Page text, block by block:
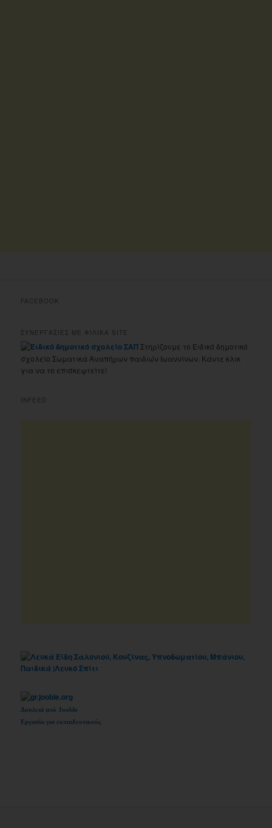
FACEBOOK
ΣΥΝΕΡΓΑΣΙΕΣ ΜΕ ΦΙΛΙΚΑ SITE
Στηρίζουμε το Ειδικό δημοτικό
σχολείο Σωματικά Αναπήρων παιδιών Ιωαννίνων. Κάντε κλικ
για να το επισκεφτείτε!
INFEED
Δουλειά από Jooble
Εργασία για εκπαιδευτικούς